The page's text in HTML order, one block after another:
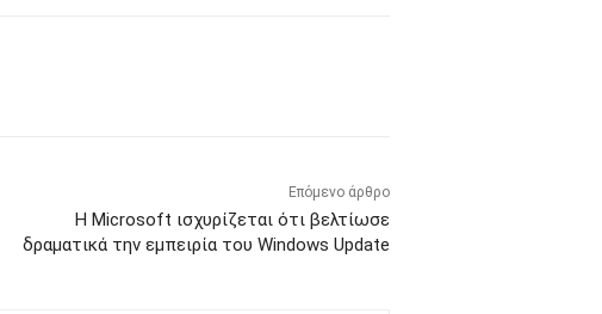
Επόμενο άρθρο
Η Microsoft ισχυρίζεται ότι βελτίωσε
δραματικά την εμπειρία του Windows Update